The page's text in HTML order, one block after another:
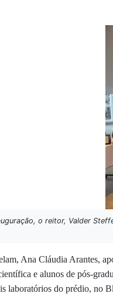
o reitor, Valder
Ana Cláudia Arantes,
e alunos de pós-
laboratórios do prédio, no